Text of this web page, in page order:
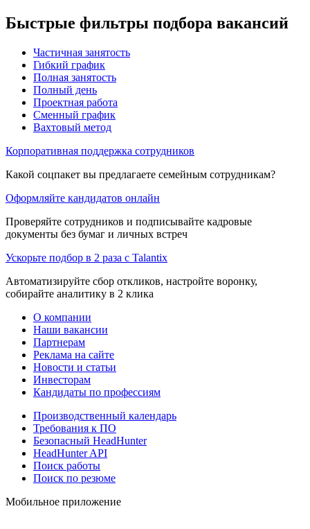
Быстрые фильтры подбора вакансий
Частичная занятость
Гибкий график
Полная занятость
Полный день
Проектная работа
Сменный график
Вахтовый метод
Корпоративная поддержка сотрудников
Какой соцпакет вы предлагаете семейным сотрудникам?
Оформляйте кандидатов онлайн
Проверяйте сотрудников и подписывайте кадровые
документы без бумаг и личных встреч
Ускорьте подбор в 2 раза с Talantix
Автоматизируйте сбор откликов, настройте воронку,
собирайте аналитику в 2 клика
О компании
Наши вакансии
Партнерам
Реклама на сайте
Новости и статьи
Инвесторам
Кандидаты по профессиям
Производственный календарь
Требования к ПО
Безопасный HeadHunter
HeadHunter API
Поиск работы
Поиск по резюме
Мобильное приложение